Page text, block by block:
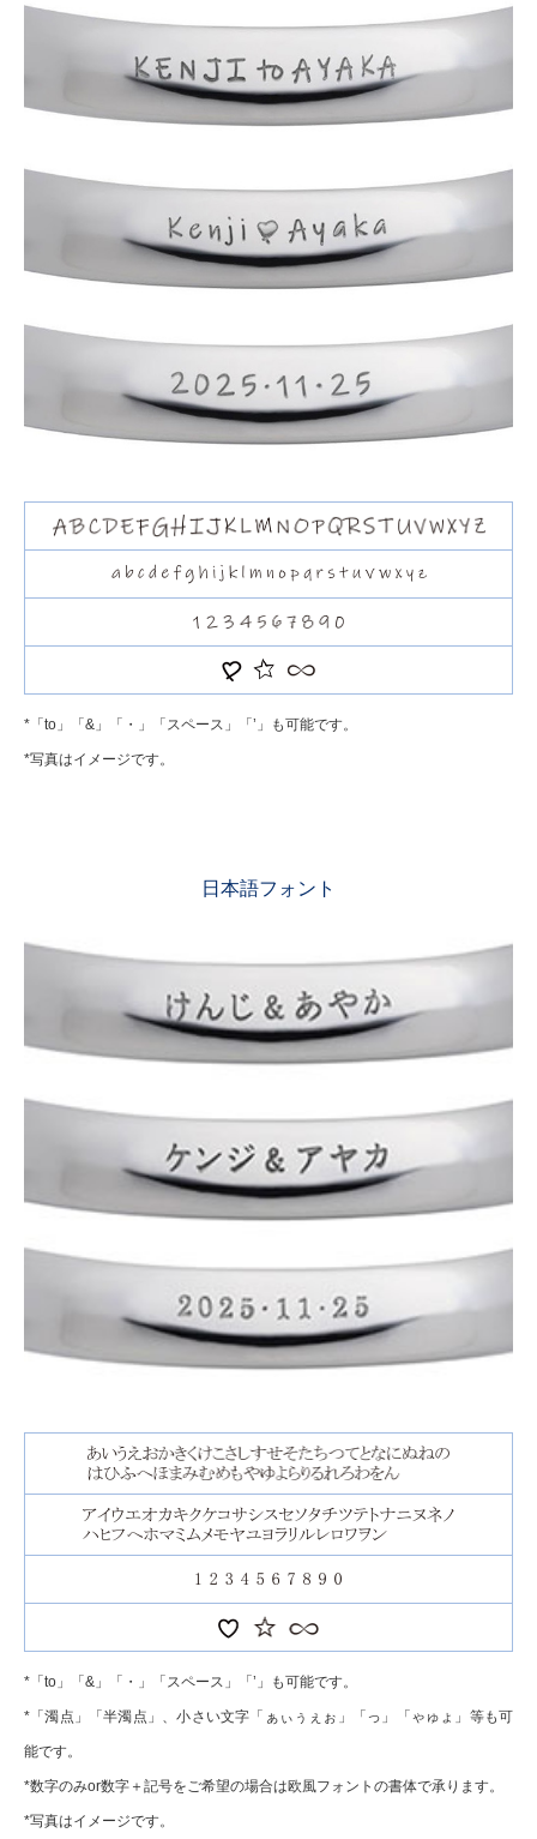
*「to」「&」「・」「スペース」「’」も可能です。
*写真はイメージです。
日本語フォント
*「to」「&」「・」「スペース」「’」も可能です。
*「濁点」「半濁点」、小さい文字「ぁぃぅぇぉ」「っ」「ゃゅょ」等も可
能です。
*数字のみor数字＋記号をご希望の場合は欧風フォントの書体で承ります。
*写真はイメージです。